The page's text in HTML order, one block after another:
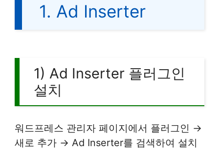
1. Ad Inserter
1) Ad Inserter 플러그인
설치
워드프레스 관리자 페이지에서 플러그인 →
새로 추가 → Ad Inserter를 검색하여 설치